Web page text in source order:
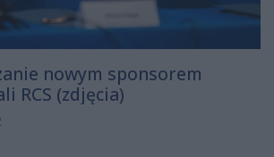
nowym sponsorem
RCS (zdjęcia)